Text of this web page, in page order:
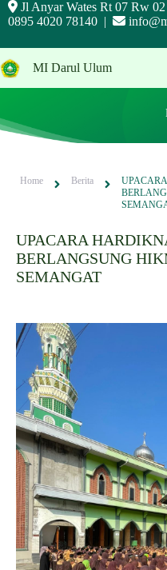
Jl Anyar Wates Rt 07 Rw
0895 4020 78140 |
MI Darul Ulum
Home Berita
UPACARA
BERLANGSUNG
SEMANGAT